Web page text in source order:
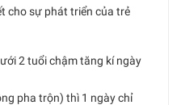
cho sự phát triển của trẻ
2 tuổi chậm tăng kí ngày
pha trộn) thì 1 ngày chỉ